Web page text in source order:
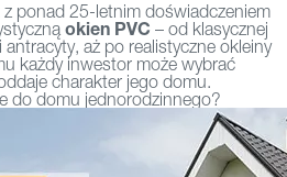
ponad 25-letnim doświadczeniem
okien PVC – od klasycznej
aż po realistyczne okleiny
każdy inwestor może wybrać
charakter jego domu.
do domu jednorodzinnego?